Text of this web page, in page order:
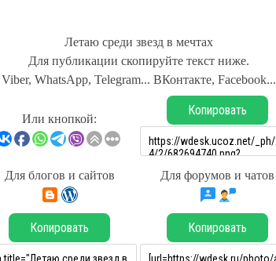
Летаю среди звезд в мечтах
Для публикации скопируйте текст ниже.
Viber, WhatsApp, Telegram... ВКонтакте, Facebook...
Или кнопкой:
Копировать
Для блогов и сайтов Для форумов и чатов
Копировать Копировать